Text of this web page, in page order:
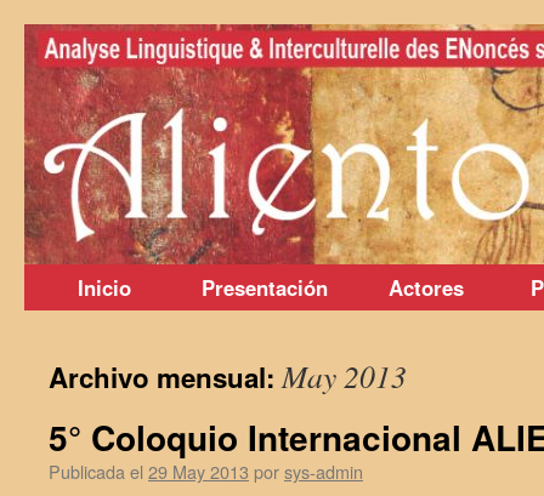
Saltar
contenido
Inicio Presentación Actores
Archivo mensual:May 2013
5° Coloquio Internacional
Publicada el 29 May 2013 porsys-admin